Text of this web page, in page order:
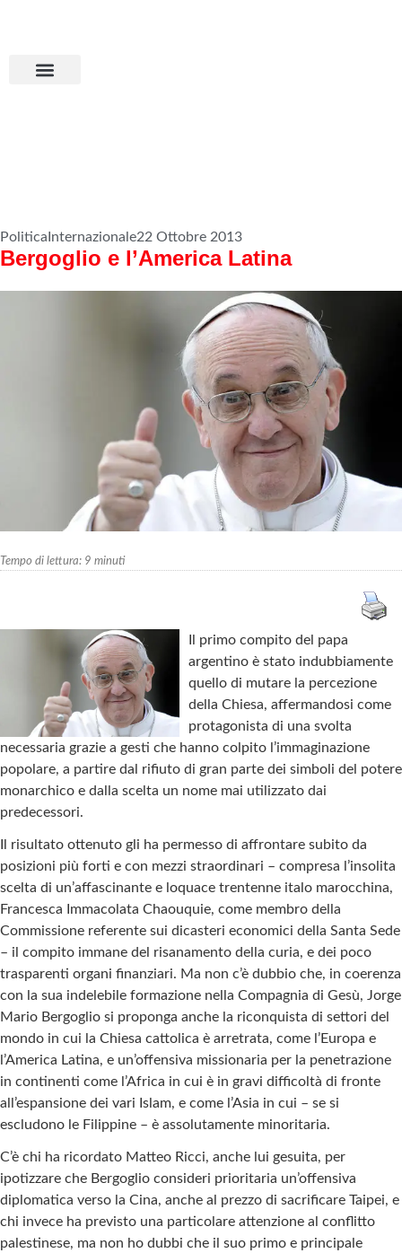
Politica Internazionale22 Ottobre 2013
Bergoglio e l’America Latina
Tempo di lettura: 9 minuti
Il primo compito del papa
argentino è stato indubbiamente
quello di mutare la percezione
della Chiesa, affermandosi come
protagonista di una svolta
necessaria grazie a gesti che hanno colpito l’immaginazione
popolare, a partire dal rifiuto di gran parte dei simboli del potere
monarchico e dalla scelta un nome mai utilizzato dai
predecessori.
Il risultato ottenuto gli ha permesso di affrontare subito da
posizioni più forti e con mezzi straordinari – compresa l’insolita
scelta di un’affascinante e loquace trentenne italo marocchina,
Francesca Immacolata Chaouquie, come membro della
Commissione referente sui dicasteri economici della Santa Sede
– il compito immane del risanamento della curia, e dei poco
trasparenti organi finanziari. Ma non c’è dubbio che, in coerenza
con la sua indelebile formazione nella Compagnia di Gesù, Jorge
Mario Bergoglio si proponga anche la riconquista di settori del
mondo in cui la Chiesa cattolica è arretrata, come l’Europa e
l’America Latina, e un’offensiva missionaria per la penetrazione
in continenti come l’Africa in cui è in gravi difficoltà di fronte
all’espansione dei vari Islam, e come l’Asia in cui – se si
escludono le Filippine – è assolutamente minoritaria.
C’è chi ha ricordato Matteo Ricci, anche lui gesuita, per
ipotizzare che Bergoglio consideri prioritaria un’offensiva
diplomatica verso la Cina, anche al prezzo di sacrificare Taipei, e
chi invece ha previsto una particolare attenzione al conflitto
palestinese, ma non ho dubbi che il suo primo e principale